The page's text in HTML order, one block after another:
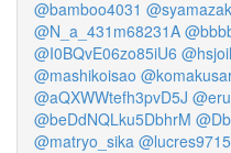
@bamboo4031 @syamazak
@N_a_431m68231A
@I0BQvE06zo85iU6
@mashikoisao
@aQXWWtefh3pvD5J
@beDdNQLku5DbhrM
@matryo_sika